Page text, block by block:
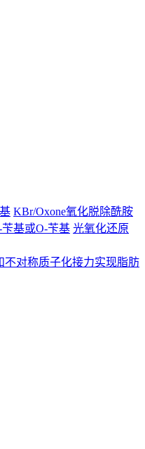
KBr/Oxone氧化脱除酰胺
光氧化还原